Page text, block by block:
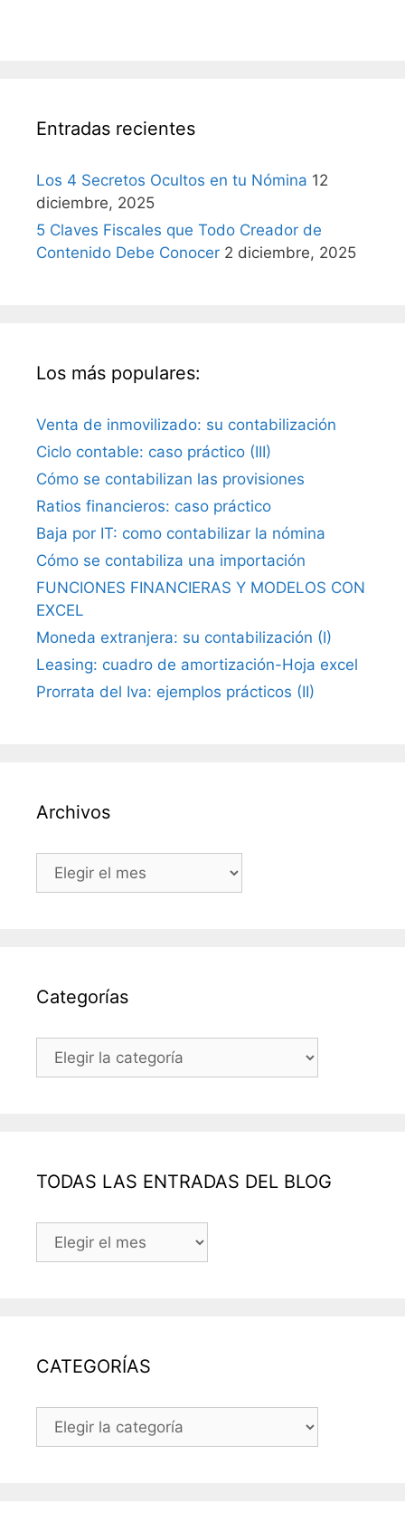
Entradas recientes
Los 4 Secretos Ocultos en tu Nómina 12
diciembre, 2025
5 Claves Fiscales que Todo Creador de
Contenido Debe Conocer 2 diciembre, 2025
Los más populares:
Venta de inmovilizado: su contabilización
Ciclo contable: caso práctico (III)
Cómo se contabilizan las provisiones
Ratios financieros: caso práctico
Baja por IT: como contabilizar la nómina
Cómo se contabiliza una importación
FUNCIONES FINANCIERAS Y MODELOS CON
EXCEL
Moneda extranjera: su contabilización (I)
Leasing: cuadro de amortización-Hoja excel
Prorrata del Iva: ejemplos prácticos (II)
Archivos
Archivos
Categorías
Categorías
TODAS LAS ENTRADAS DEL BLOG
TODAS
CATEGORÍAS
CATEGORÍAS